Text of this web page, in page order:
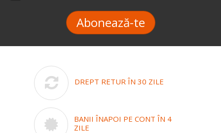
Abonează-te
DREPT RETUR ÎN 30 ZILE
BANII ÎNAPOI PE CONT ÎN 4
ZILE